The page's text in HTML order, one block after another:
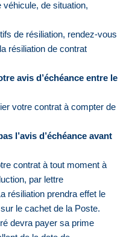
de situation,
de résiliation, rendez-vous
résiliation de contrat
avis d’échéance entre le
votre contrat à compter de
l’avis d’échéance avant
contrat à tout moment à
par lettre
résiliation prendra effet le
le cachet de la Poste.
devra payer sa prime